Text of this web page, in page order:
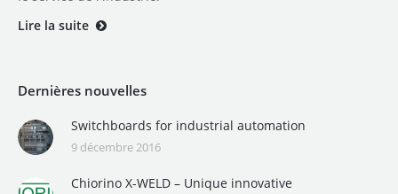
Lire la suite
Dernières nouvelles
Switchboards for industrial automation
9 décembre 2016
Chiorino X-WELD – Unique innovative